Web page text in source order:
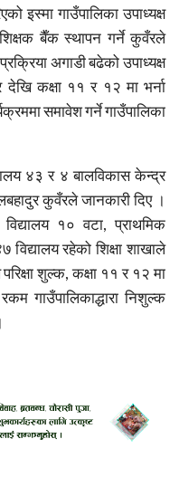
इस्मा गाउँपालिका उपाध्यक्ष
बैँक स्थापन गर्ने कुवँरले
अगाडी बढेको उपाध्यक्ष
कक्षा ११ र १२ मा भर्ना
समावेश गर्ने गाउँपालिका
४३ र ४ बालविकास केन्द्र
कुवँरले जानकारी दिए ।
१० वटा, प्राथमिक
विद्यालय रहेको शिक्षा शाखाले
शुल्क, कक्षा ११ र १२ मा
गाउँपालिकाद्धारा निशुल्क